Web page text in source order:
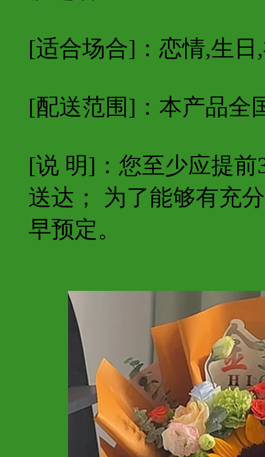
[适合场合]：恋情,生日
[配送范围]：本产品全
[说 明]：您至少应提
送达； 为了能够有充
早预定。